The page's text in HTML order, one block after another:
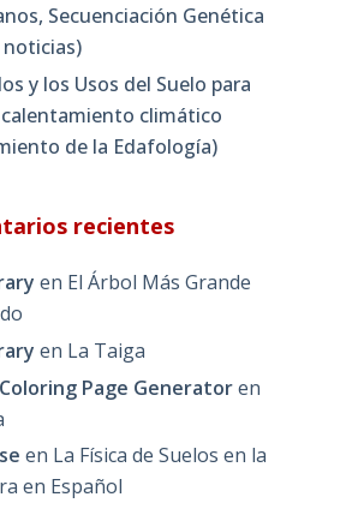
Secuenciación Genética
noticias)
y los Usos del Suelo para
calentamiento climático
de la Edafología)
recientes
en El Árbol Más Grande
en La Taiga
Page Generatoren
en La Física de Suelos en la
en Español